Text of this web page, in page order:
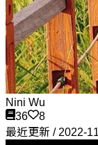
Nini Wu
36
8
最近更新 / 2022-